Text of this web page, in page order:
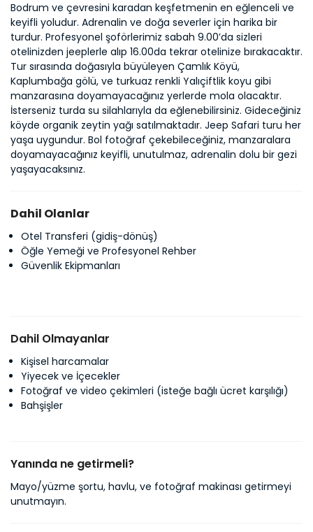
Bodrum ve çevresini karadan keşfetmenin en eğlenceli ve
keyifli yoludur. Adrenalin ve doğa severler için harika bir
turdur. Profesyonel şoförlerimiz sabah 9.00’da sizleri
otelinizden jeeplerle alıp 16.00da tekrar otelinize bırakacaktır.
Tur sırasında doğasıyla büyüleyen Çamlık Köyü,
Kaplumbağa gölü, ve turkuaz renkli Yalıçiftlik koyu gibi
manzarasına doyamayacağınız yerlerde mola olacaktır.
İsterseniz turda su silahlarıyla da eğlenebilirsiniz. Gideceğiniz
köyde organik zeytin yağı satılmaktadır. Jeep Safari turu her
yaşa uygundur. Bol fotoğraf çekebileceğiniz, manzaralara
doyamayacağınız keyifli, unutulmaz, adrenalin dolu bir gezi
yaşayacaksınız.
Dahil Olanlar
Otel Transferi (gidiş-dönüş)
Öğle Yemeği ve Profesyonel Rehber
Güvenlik Ekipmanları
Dahil Olmayanlar
Kişisel harcamalar
Yiyecek ve İçecekler
Fotoğraf ve video çekimleri (isteğe bağlı ücret karşılığı)
Bahşişler
Yanında ne getirmeli?
Mayo/yüzme şortu, havlu, ve fotoğraf makinası getirmeyi
unutmayın.